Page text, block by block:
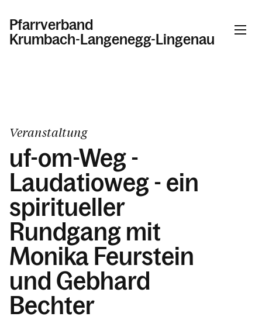
Pfarrverband
Krumbach-Langenegg-Lingenau
Veranstaltung
uf-om-Weg -
Laudatioweg - ein
spiritueller
Rundgang mit
Monika Feurstein
und Gebhard
Bechter